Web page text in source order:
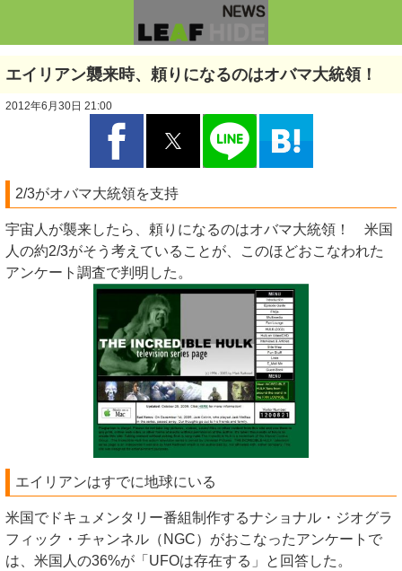
エイリアン襲来時、頼りになるのはオバマ大統領！
2012年6月30日 21:00
2/3がオバマ大統領を支持
宇宙人が襲来したら、頼りになるのはオバマ大統領！ 米国
人の約2/3がそう考えていることが、このほどおこなわれた
アンケート調査で判明した。
エイリアンはすでに地球にいる
米国でドキュメンタリー番組制作するナショナル・ジオグラ
フィック・チャンネル（NGC）がおこなったアンケートで
は、米国人の36%が「UFOは存在する」と回答した。